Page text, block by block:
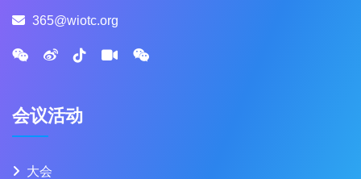
365@wiotc.org
会议活动
大会